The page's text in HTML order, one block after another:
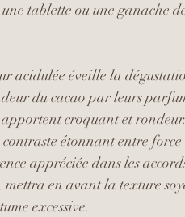
tablette ou une ganache
acidulée éveille la
du cacao par leurs
apportent croquant et rondeur.
étonnant entre force
appréciée dans les
en avant la texture
excessive.